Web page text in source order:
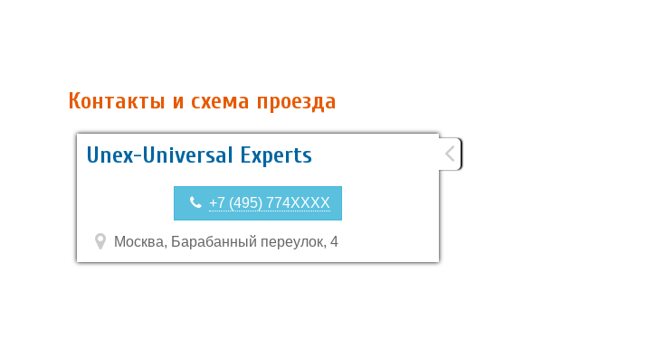
Контакты и схема проезда
Unex-Universal Experts
+7 (495) 774XXXX
Москва, Барабанный переулок, 4